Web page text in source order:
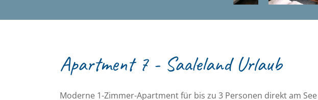
Apartment 7 - Saaleland Urlaub
Moderne 1-Zimmer-Apartment für bis zu 3 Personen direkt am See